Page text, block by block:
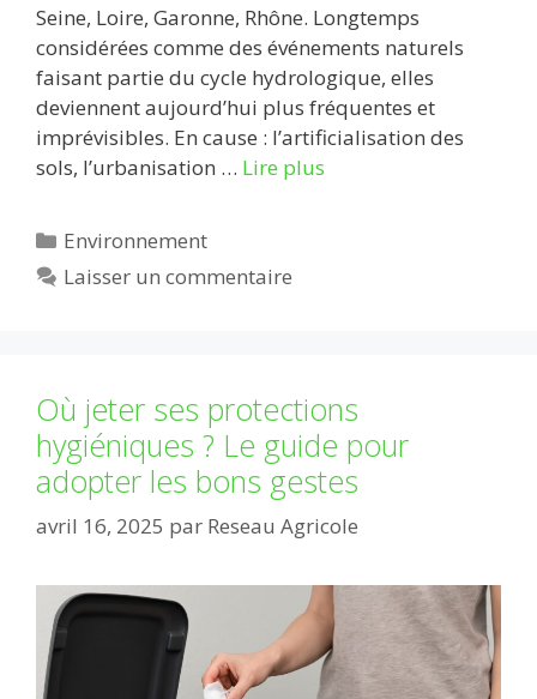
Seine, Loire, Garonne, Rhône. Longtemps
considérées comme des événements naturels
faisant partie du cycle hydrologique, elles
deviennent aujourd’hui plus fréquentes et
imprévisibles. En cause : l’artificialisation des
sols, l’urbanisation … Lire plus
Catégories
Environnement
Laisser un commentaire
Où jeter ses protections
hygiéniques ? Le guide pour
adopter les bons gestes
avril 16, 2025 par Reseau Agricole